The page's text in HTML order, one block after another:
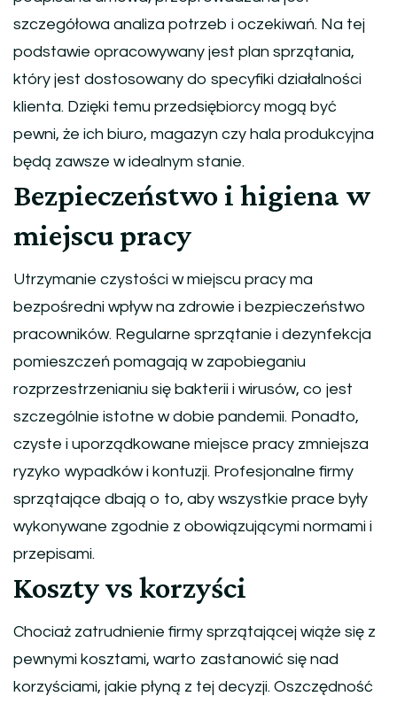
szczegółowa analiza potrzeb i oczekiwań. Na tej
podstawie opracowywany jest plan sprzątania,
który jest dostosowany do specyfiki działalności
klienta. Dzięki temu przedsiębiorcy mogą być
pewni, że ich biuro, magazyn czy hala produkcyjna
będą zawsze w idealnym stanie.
Bezpieczeństwo i higiena w
miejscu pracy
Utrzymanie czystości w miejscu pracy ma
bezpośredni wpływ na zdrowie i bezpieczeństwo
pracowników. Regularne sprzątanie i dezynfekcja
pomieszczeń pomagają w zapobieganiu
rozprzestrzenianiu się bakterii i wirusów, co jest
szczególnie istotne w dobie pandemii. Ponadto,
czyste i uporządkowane miejsce pracy zmniejsza
ryzyko wypadków i kontuzji. Profesjonalne firmy
sprzątające dbają o to, aby wszystkie prace były
wykonywane zgodnie z obowiązującymi normami i
przepisami.
Koszty vs korzyści
Chociaż zatrudnienie firmy sprzątającej wiąże się z
pewnymi kosztami, warto zastanowić się nad
korzyściami, jakie płyną z tej decyzji. Oszczędność